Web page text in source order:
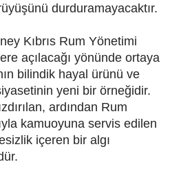
durduramayacaktır.
Kıbrıs Rum Yönetimi
açılacağı yönünde ortaya
bilindik hayal ürünü ve
yeni bir örneğidir.
ardından Rum
kamuoyuna servis edilen
içeren bir algı